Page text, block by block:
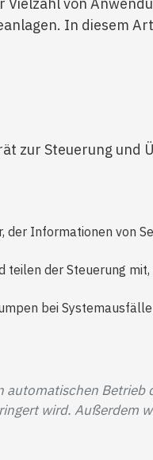
In diesem
zur Steuerung und
Informationen von
teilen der Steuerung
bei
Betrieb
wird. Außerdem